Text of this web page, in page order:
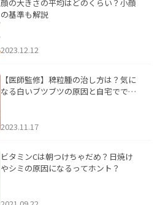
顔の大きさの平均はどのくらい？小顔
の基準も解説
2023.12.12
【医師監修】稗粒腫の治し方は？気に
なる白いブツブツの原因と自宅ででき
2023.11.17
ビタミンCは朝つけちゃだめ？日焼け
やシミの原因になるってホント？